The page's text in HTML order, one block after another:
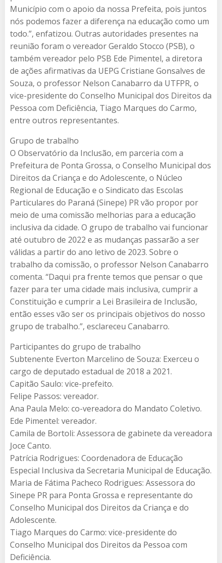
Município com o apoio da nossa Prefeita, pois juntos
nós podemos fazer a diferença na educação como um
todo.”, enfatizou. Outras autoridades presentes na
reunião foram o vereador Geraldo Stocco (PSB), o
também vereador pelo PSB Ede Pimentel, a diretora
de ações afirmativas da UEPG Cristiane Gonsalves de
Souza, o professor Nelson Canabarro da UTFPR, o
vice-presidente do Conselho Municipal dos Direitos da
Pessoa com Deficiência, Tiago Marques do Carmo,
entre outros representantes.
Grupo de trabalho
O Observatório da Inclusão, em parceria com a
Prefeitura de Ponta Grossa, o Conselho Municipal dos
Direitos da Criança e do Adolescente, o Núcleo
Regional de Educação e o Sindicato das Escolas
Particulares do Paraná (Sinepe) PR vão propor por
meio de uma comissão melhorias para a educação
inclusiva da cidade. O grupo de trabalho vai funcionar
até outubro de 2022 e as mudanças passarão a ser
válidas a partir do ano letivo de 2023. Sobre o
trabalho da comissão, o professor Nelson Canabarro
comenta. “Daqui pra frente temos que pensar o que
fazer para ter uma cidade mais inclusiva, cumprir a
Constituição e cumprir a Lei Brasileira de Inclusão,
então esses vão ser os principais objetivos do nosso
grupo de trabalho.”, esclareceu Canabarro.
Participantes do grupo de trabalho
Subtenente Everton Marcelino de Souza: Exerceu o
cargo de deputado estadual de 2018 a 2021.
Capitão Saulo: vice-prefeito.
Felipe Passos: vereador.
Ana Paula Melo: co-vereadora do Mandato Coletivo.
Ede Pimentel: vereador.
Camila de Bortoli: Assessora de gabinete da vereadora
Joce Canto.
Patrícia Rodrigues: Coordenadora de Educação
Especial Inclusiva da Secretaria Municipal de Educação.
Maria de Fátima Pacheco Rodrigues: Assessora do
Sinepe PR para Ponta Grossa e representante do
Conselho Municipal dos Direitos da Criança e do
Adolescente.
Tiago Marques do Carmo: vice-presidente do
Conselho Municipal dos Direitos da Pessoa com
Deficiência.